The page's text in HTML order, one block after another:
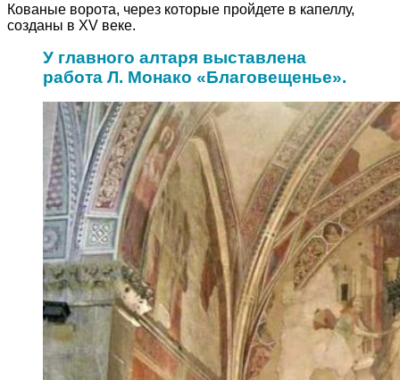
Кованые ворота, через которые пройдете в капеллу,
созданы в XV веке.
У главного алтаря выставлена
работа Л. Монако «Благовещенье».